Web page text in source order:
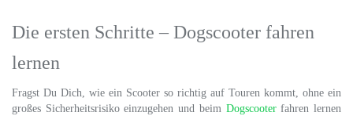
Die ersten Schritte – Dogscooter fahren
lernen
Fragst Du Dich, wie ein Scooter so richtig auf Touren kommt, ohne ein
großes Sicherheitsrisiko einzugehen und beim Dogscooterfahren lernen